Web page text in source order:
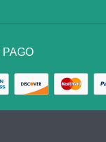
PAGO